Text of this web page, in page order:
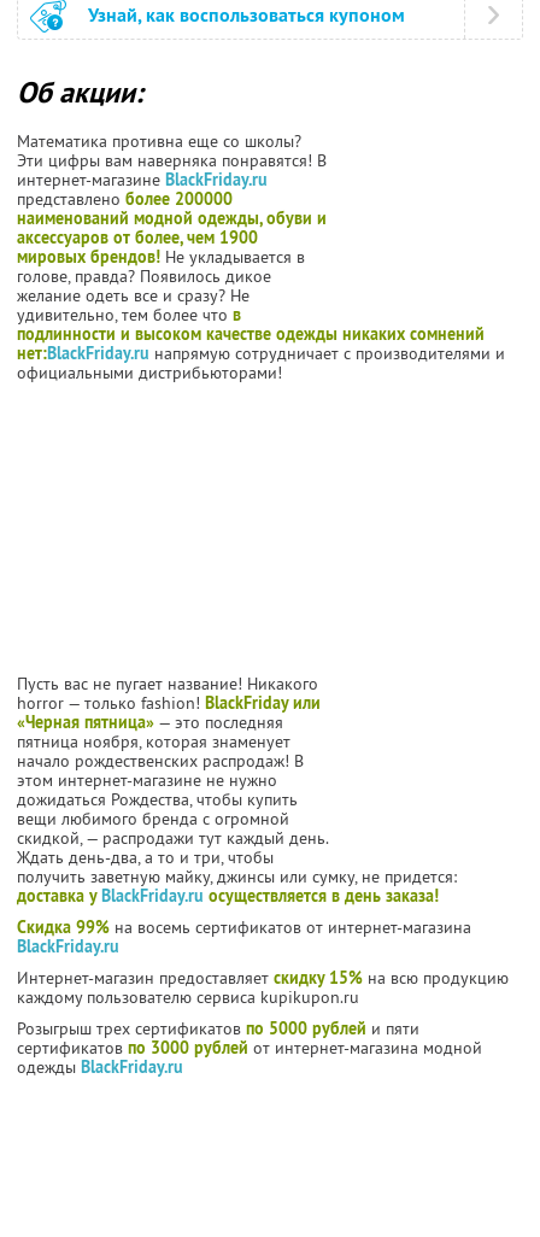
Узнай, как воспользоваться купоном
Об акции:
Математика противна еще со школы?
Эти цифры вам наверняка понравятся! В
интернет-магазине BlackFriday.ru
представлено более 200000
наименований модной одежды, обуви и
аксессуаров от более, чем 1900
мировых брендов! Не укладывается в
голове, правда? Появилось дикое
желание одеть все и сразу? Не
удивительно, тем более что в
подлинности и высоком качестве одежды никаких сомнений
нет:BlackFriday.ru напрямую сотрудничает с производителями и
официальными дистрибьюторами!
Пусть вас не пугает название! Никакого
horror — только fashion! BlackFriday или
«Черная пятница» — это последняя
пятница ноября, которая знаменует
начало рождественских распродаж! В
этом интернет-магазине не нужно
дожидаться Рождества, чтобы купить
вещи любимого бренда с огромной
скидкой, — распродажи тут каждый день.
Ждать день-два, а то и три, чтобы
получить заветную майку, джинсы или сумку, не придется:
доставка уBlackFriday.ru осуществляется в день заказа!
Скидка 99% на восемь сертификатов от интернет-магазина
BlackFriday.ru
Интернет-магазин предоставляет скидку 15% на всю продукцию
каждому пользователю сервиса kupikupon.ru
Розыгрыш трех сертификатов по 5000 рублей и пяти
сертификатов по 3000 рублей от интернет-магазина модной
одежды BlackFriday.ru